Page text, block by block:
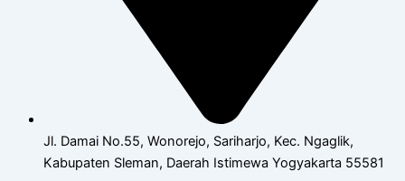
Jl. Damai No.55, Wonorejo, Sariharjo, Kec. Ngaglik,
Kabupaten Sleman, Daerah Istimewa Yogyakarta 55581